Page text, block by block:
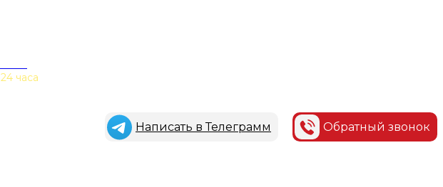
24 часа
Написать в Телеграмм Обратный звонок